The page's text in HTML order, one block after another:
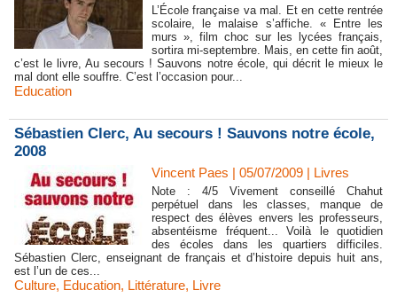
L’École française va mal. Et en cette rentrée
scolaire, le malaise s’affiche. « Entre les
murs », film choc sur les lycées français,
sortira mi-septembre. Mais, en cette fin août,
c’est le livre, Au secours ! Sauvons notre école, qui décrit le mieux le
mal dont elle souffre. C’est l’occasion pour...
Education
Sébastien Clerc, Au secours ! Sauvons notre école,
2008
Vincent Paes | 05/07/2009 | Livres
Note : 4/5 Vivement conseillé Chahut
perpétuel dans les classes, manque de
respect des élèves envers les professeurs,
absentéisme fréquent... Voilà le quotidien
des écoles dans les quartiers difficiles.
Sébastien Clerc, enseignant de français et d’histoire depuis huit ans,
est l’un de ces...
Culture, Education, Littérature, Livre